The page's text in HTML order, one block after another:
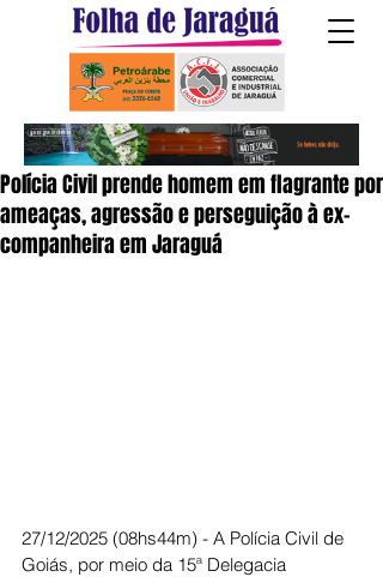
Polícia Civil prende homem em flagrante por
ameaças, agressão e perseguição à ex-
companheira em Jaraguá
27/12/2025 (08hs44m) - A Polícia Civil de
Goiás, por meio da 15ª Delegacia